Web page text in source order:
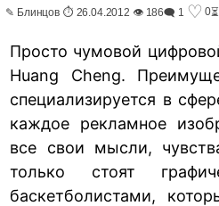
✎ Блинцов ⏱ 26.04.2012 👁 186🗨 1 ♡ 0
Просто чумовой
Huang Cheng.
специализируется в
каждое рекламное
все свои мысли,
только стоят
баскетболистами,